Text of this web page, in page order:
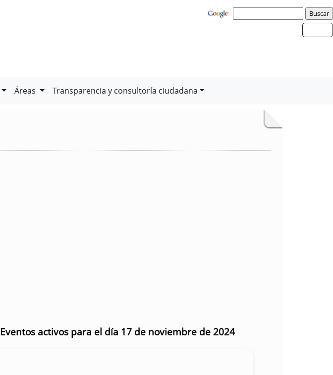
Áreas Transparencia y consultoría ciudadana
Eventos activos para el día 17 de noviembre de 2024